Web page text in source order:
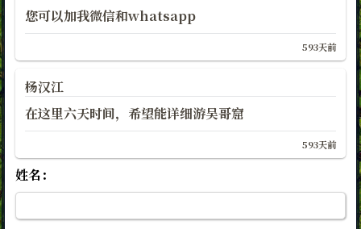
您可以加我微信和whatsapp
593天前
杨汉江
在这里六天时间，希望能详细游吴哥窟
593天前
姓名：